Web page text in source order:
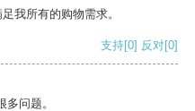
我所有的购物需求。
支持[0] 反对[0]
问题。